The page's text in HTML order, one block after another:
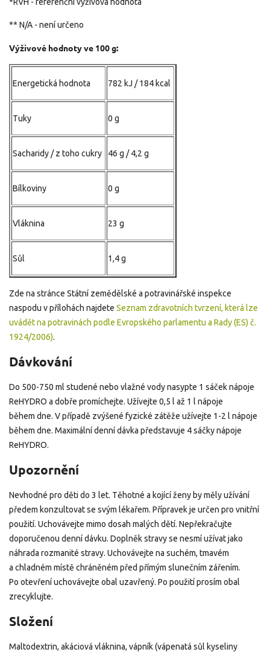
** N/A - není určeno
Výživové hodnoty ve 100 g:
Energetická hodnota 782 kJ / 184 kcal
Tuky 0 g
Sacharidy / z toho cukry 46 g / 4,2 g
Bílkoviny 0 g
Vláknina 23 g
Sůl 1,4 g
Zde na stránce Státní zemědělské a potravinářské inspekce
naspodu v přílohách najdete Seznam zdravotních tvrzení, která lze
uvádět na potravinách podle Evropského parlamentu a Rady (ES) č.
1924/2006).
Dávkování
Do 500-750 ml studené nebo vlažné vody nasypte 1 sáček nápoje
ReHYDRO a dobře promíchejte. Užívejte 0,5 l až 1 l nápoje
během dne. V případě zvýšené fyzické zátěže užívejte 1-2 l nápoje
během dne. Maximální denní dávka představuje 4 sáčky nápoje
ReHYDRO.
Upozornění
Nevhodné pro děti do 3 let. Těhotné a kojící ženy by měly užívání
předem konzultovat se svým lékařem. Přípravek je určen pro vnitřní
použití. Uchovávejte mimo dosah malých dětí. Nepřekračujte
doporučenou denní dávku. Doplněk stravy se nesmí užívat jako
náhrada rozmanité stravy. Uchovávejte na suchém, tmavém
a chladném místě chráněném před přímým slunečním zářením.
Po otevření uchovávejte obal uzavřený. Po použití prosím obal
zrecyklujte.
Složení
Maltodextrin, akáciová vláknina, vápník (vápenatá sůl kyseliny